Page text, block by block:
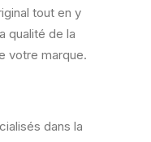
tout en y
qualité de la
votre marque.
dans la